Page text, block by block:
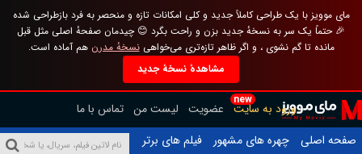
مای موویز با یک طراحی کاملاً جدید و کلی امکانات تازه و منحصر به فرد بازطراحی شده
🎉 حتماً یک سر به نسخهٔ جدید بزن و راحت بگرد 😊 چیدمان صفحهٔ اصلی مثل قبل
مانده تا گم نشوی ، و اگر ظاهر تازه‌تری می‌خواهینسخهٔ مدرن هم آماده است.
مشاهدهٔ نسخهٔ جدید
new
ورود به سایت عضویت لیست من تماس با ما
صفحه اصلی
چهره های مشهور
فیلم های برتر